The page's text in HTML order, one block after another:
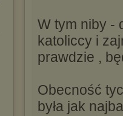
W tym niby -
katoliccy i
prawdzie ,
Obecność
była jak